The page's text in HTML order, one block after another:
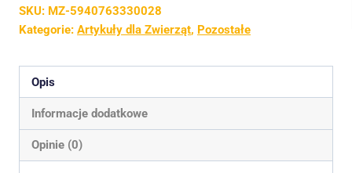
SKU: MZ-5940763330028
Kategorie: Artykuły dla Zwierząt, Pozostałe
Opis
Informacje dodatkowe
Opinie (0)